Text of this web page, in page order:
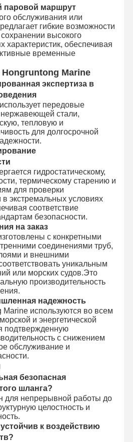
паровой маршрут
обслуживания или
гибкие возможности
высокого
характеристик, обеспечивая
временные
Marine
экспертиза в
передовые
стали,
тепловую и
для долгосрочной
гидростатическому,
термическому старению и
для проверки
в экстремальных условиях
соответствие
безопасности.
на заказ
с конкретными
соединениями труб,
и внешними
уникальным
или морских судов.Это
производительность
надежность
используются во всем
и энергетической
подтвержденную
с снижением
обслуживание и
безопасная
шланга?
для непрерывной работы до
целостность и
к воздействию